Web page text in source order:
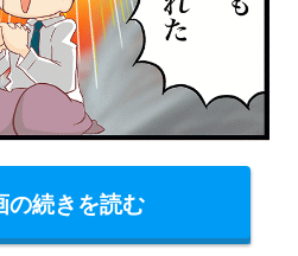
の続きを読む